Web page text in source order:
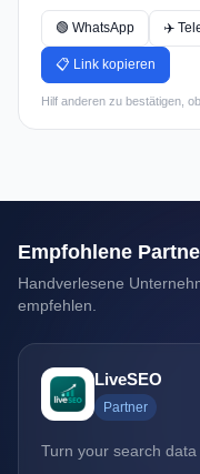
🟢 WhatsApp ✈️
📋 Link kopieren
Hilf anderen zu bestätigen,
Empfohlene
Handverlesene
empfehlen.
LiveSEO
Partner
Turn your search